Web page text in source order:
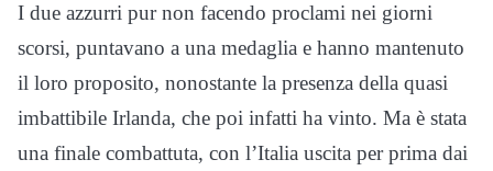
I due azzurri pur non facendo proclami nei giorni
scorsi, puntavano a una medaglia e hanno mantenuto
il loro proposito, nonostante la presenza della quasi
imbattibile Irlanda, che poi infatti ha vinto. Ma è stata
una finale combattuta, con l’Italia uscita per prima dai